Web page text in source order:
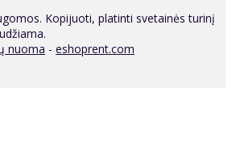
Kopijuoti, platinti svetainės turinį
nuoma - eshoprent.com